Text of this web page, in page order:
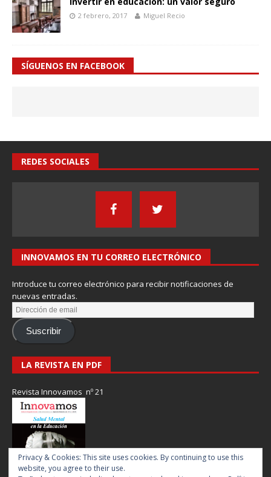
2 febrero, 2017 Miguel Recio
SÍGUENOS EN FACEBOOK
REDES SOCIALES
INNOVAMOS EN TU CORREO ELECTRÓNICO
Introduce tu correo electrónico para recibir notificaciones de
nuevas entradas.
Suscribir
LA REVISTA EN PDF
Revista Innovamos nº 21
Privacy & Cookies: This site uses cookies. By continuing to use this
website, you agree to their use.